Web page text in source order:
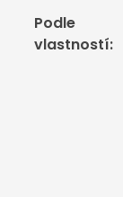
Podle
vlastností: